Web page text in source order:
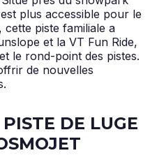
plus accessible pour le
cette piste familiale a
et la VT Fun Ride,
le rond-point des pistes.
de nouvelles
DE LUGE